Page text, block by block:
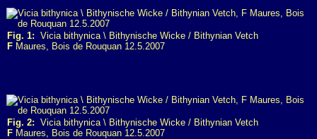
Fig. 1: Vicia bithynica \ Bithynische Wicke / Bithynian Vetch
F Maures, Bois de Rouquan 12.5.2007
Fig. 2: Vicia bithynica \ Bithynische Wicke / Bithynian Vetch
F Maures, Bois de Rouquan 12.5.2007